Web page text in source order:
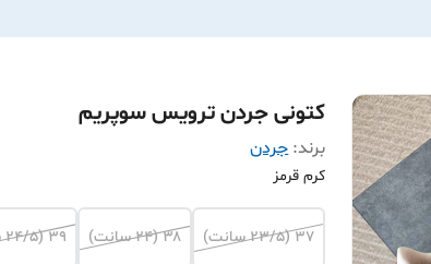
کتونی جردن ترویس سوپریم
برند: جردن
کرم قرمز
۳۷ (۲۳/۵ سانت) ۳۸ (۲۴ سانت) ۳۹ (۲۴/۵ سانت)